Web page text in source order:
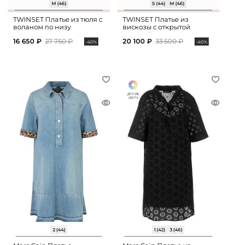
M (46)
TWINSET Платье из тюля с
воланом по низу
16 650 ₽ 27 750 ₽ -40%
S (44) M (46)
TWINSET Платье из
вискозы с открытой
спинкой
20 100 ₽ 33 500 ₽ -40%
2 (44) 1 (42) 3 (46)